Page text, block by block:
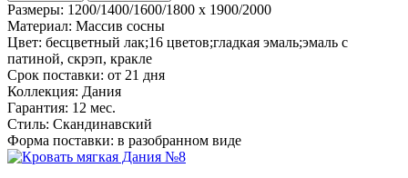
Размеры: 1200/1400/1600/1800 x 1900/2000
Материал: Массив сосны
Цвет: бесцветный лак;16 цветов;гладкая эмаль;эмаль с
патиной, скрэп, кракле
Срок поставки: от 21 дня
Коллекция: Дания
Гарантия: 12 мес.
Стиль: Скандинавский
Форма поставки: в разобранном виде